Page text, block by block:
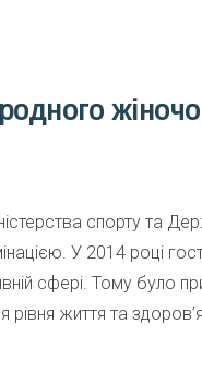
спорту та
У 2014 році
сфері. Тому було
життя та